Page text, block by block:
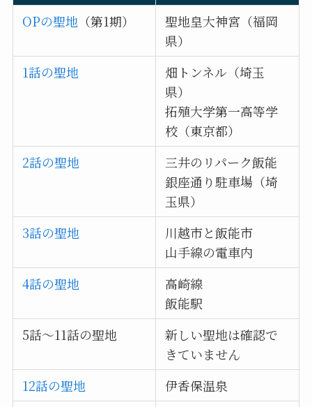
OPの聖地 （第1期）
聖地皇大神宮（福岡
県）
1話の聖地
畑トンネル（埼玉
県）
拓殖大学第一高等学
校（東京都）
2話の聖地
三井のリパーク飯能
銀座通り駐車場（埼
玉県）
3話の聖地
川越市と飯能市
山手線の電車内
4話の聖地
高崎線
飯能駅
5話～11話の聖地
新しい聖地は確認で
きていません
12話の聖地
伊香保温泉